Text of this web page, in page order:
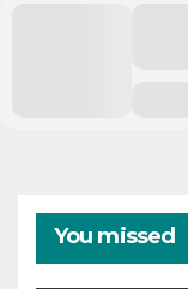
You missed